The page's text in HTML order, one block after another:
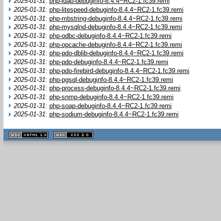
2025-01-31: php-litespeed-debuginfo-8.4.4~RC2-1.fc39.remi
2025-01-31: php-mbstring-debuginfo-8.4.4~RC2-1.fc39.remi
2025-01-31: php-mysqlnd-debuginfo-8.4.4~RC2-1.fc39.remi
2025-01-31: php-odbc-debuginfo-8.4.4~RC2-1.fc39.remi
2025-01-31: php-opcache-debuginfo-8.4.4~RC2-1.fc39.remi
2025-01-31: php-pdo-dblib-debuginfo-8.4.4~RC2-1.fc39.remi
2025-01-31: php-pdo-debuginfo-8.4.4~RC2-1.fc39.remi
2025-01-31: php-pdo-firebird-debuginfo-8.4.4~RC2-1.fc39.remi
2025-01-31: php-pgsql-debuginfo-8.4.4~RC2-1.fc39.remi
2025-01-31: php-process-debuginfo-8.4.4~RC2-1.fc39.remi
2025-01-31: php-snmp-debuginfo-8.4.4~RC2-1.fc39.remi
2025-01-31: php-soap-debuginfo-8.4.4~RC2-1.fc39.remi
2025-01-31: php-sodium-debuginfo-8.4.4~RC2-1.fc39.remi
XHTML
1.1 valide
2.0 valide